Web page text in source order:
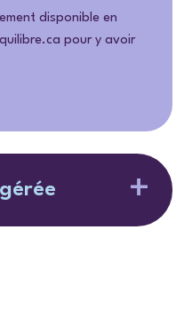
disponible en
pour y avoir